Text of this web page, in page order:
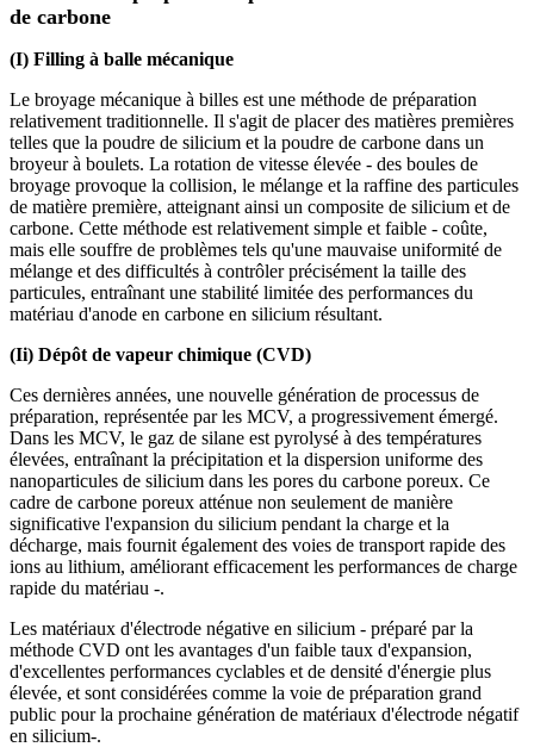
de carbone
(I) Filling à balle mécanique
Le broyage mécanique à billes est une méthode de préparation
relativement traditionnelle. Il s'agit de placer des matières premières
telles que la poudre de silicium et la poudre de carbone dans un
broyeur à boulets. La rotation de vitesse élevée - des boules de
broyage provoque la collision, le mélange et la raffine des particules
de matière première, atteignant ainsi un composite de silicium et de
carbone. Cette méthode est relativement simple et faible - coûte,
mais elle souffre de problèmes tels qu'une mauvaise uniformité de
mélange et des difficultés à contrôler précisément la taille des
particules, entraînant une stabilité limitée des performances du
matériau d'anode en carbone en silicium résultant.
(Ii) Dépôt de vapeur chimique (CVD)
Ces dernières années, une nouvelle génération de processus de
préparation, représentée par les MCV, a progressivement émergé.
Dans les MCV, le gaz de silane est pyrolysé à des températures
élevées, entraînant la précipitation et la dispersion uniforme des
nanoparticules de silicium dans les pores du carbone poreux. Ce
cadre de carbone poreux atténue non seulement de manière
significative l'expansion du silicium pendant la charge et la
décharge, mais fournit également des voies de transport rapide des
ions au lithium, améliorant efficacement les performances de charge
rapide du matériau -.
Les matériaux d'électrode négative en silicium - préparé par la
méthode CVD ont les avantages d'un faible taux d'expansion,
d'excellentes performances cyclables et de densité d'énergie plus
élevée, et sont considérées comme la voie de préparation grand
public pour la prochaine génération de matériaux d'électrode négatif
en silicium-.